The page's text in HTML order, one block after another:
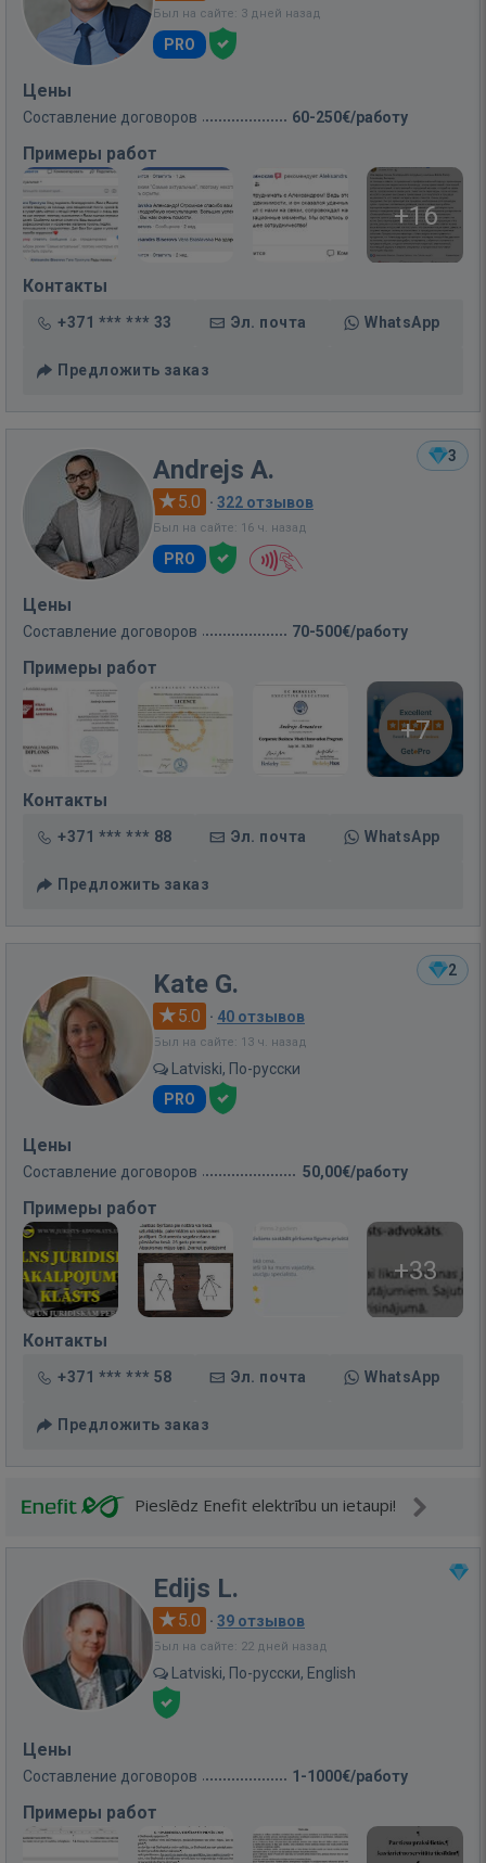
Был на сайте: 3 дней назад
PRO
Цены
Составление договоров 60-250€/работу
Примеры работ
+16
Контакты
+371 *** *** 33 Эл. почта WhatsApp
Предложить заказ
3
Andrejs A.
5.0 · 322 отзывов
Был на сайте: 16 ч. назад
PRO
Цены
Составление договоров 70-500€/работу
Примеры работ
+7
Контакты
+371 *** *** 88 Эл. почта WhatsApp
Предложить заказ
2
Kate G.
5.0 · 40 отзывов
Был на сайте: 13 ч. назад
Latviski, По-русски
PRO
Цены
Составление договоров 50,00€/работу
Примеры работ
+33
Контакты
+371 *** *** 58 Эл. почта WhatsApp
Предложить заказ
Pieslēdz Enefit elektrību un ietaupi!
Edijs L.
5.0 · 39 отзывов
Был на сайте: 22 дней назад
Latviski, По-русски, English
Цены
Составление договоров 1-1000€/работу
Примеры работ